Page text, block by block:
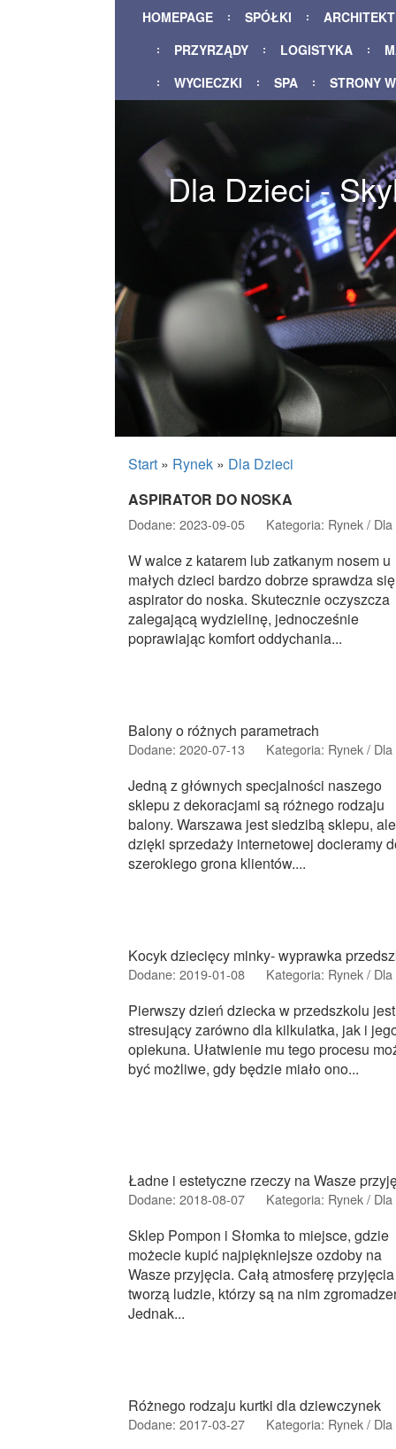
HOMEPAGE SPÓŁKI
PRZYRZĄDY
LOGISTYKA
WYCIECZKI
SPA STRONY
Dla Dzieci -
Start » Rynek » Dla Dzieci
ASPIRATOR DO NOSKA
Dodane: 2023-09-05 Kategoria: Rynek / Dla
W walce z katarem lub zatkanym nosem u
małych dzieci bardzo dobrze sprawdza się
aspirator do noska. Skutecznie oczyszcza
zalegającą wydzielinę, jednocześnie
poprawiając komfort oddychania...
Balony o różnych parametrach
Dodane: 2020-07-13 Kategoria: Rynek / Dla
Jedną z głównych specjalności naszego
sklepu z dekoracjami są różnego rodzaju
balony. Warszawa jest siedzibą sklepu, ale
dzięki sprzedaży internetowej docieramy
szerokiego grona klientów....
Kocyk dziecięcy minky- wyprawka
Dodane: 2019-01-08 Kategoria: Rynek / Dla
Pierwszy dzień dziecka w przedszkolu jest
stresujący zarówno dla kilkulatka, jak i
opiekuna. Ułatwienie mu tego procesu
być możliwe, gdy będzie miało ono...
Ładne i estetyczne rzeczy na Wasze
Dodane: 2018-08-07 Kategoria: Rynek / Dla
Sklep Pompon i Słomka to miejsce, gdzie
możecie kupić najpiękniejsze ozdoby na
Wasze przyjęcia. Całą atmosferę przyjęcia
tworzą ludzie, którzy są na nim
Jednak...
Różnego rodzaju kurtki dla dziewczynek
Dodane: 2017-03-27 Kategoria: Rynek / Dla